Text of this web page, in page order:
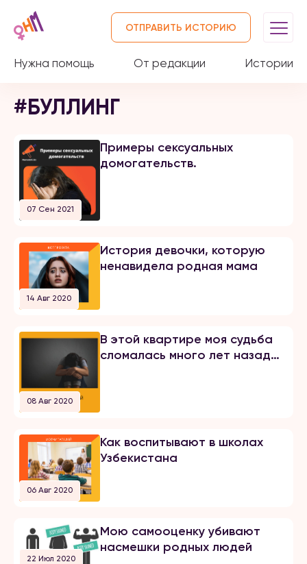
Нужна помощь От редакции Истории
ОТПРАВИТЬ ИСТОРИЮ
#БУЛЛИНГ
07 Сен 2021
Примеры сексуальных
домогательств.
14 Авг 2020
История девочки, которую
ненавидела родная мама
08 Авг 2020
В этой квартире моя судьба
сломалась много лет назад…
06 Авг 2020
Как воспитывают в школах
Узбекистана
22 Июл 2020
Мою самооценку убивают
насмешки родных людей